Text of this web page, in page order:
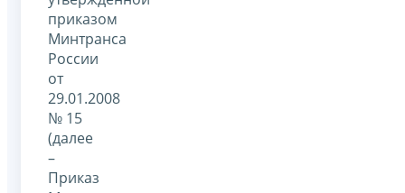
приказом
Минтранса
России
от
29.01.2008
№ 15
(далее
–
Приказ